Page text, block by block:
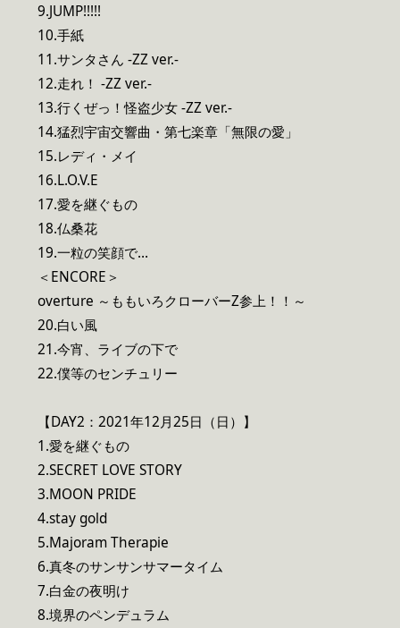
9.JUMP!!!!!
10.手紙
11.サンタさん -ZZ ver.-
12.走れ！ -ZZ ver.-
13.行くぜっ！怪盗少女 -ZZ ver.-
14.猛烈宇宙交響曲・第七楽章「無限の愛」
15.レディ・メイ
16.L.O.V.E
17.愛を継ぐもの
18.仏桑花
19.一粒の笑顔で…
＜ENCORE＞
overture ～ももいろクローバーZ参上！！～
20.白い風
21.今宵、ライブの下で
22.僕等のセンチュリー
【DAY2：2021年12月25日（日）】
1.愛を継ぐもの
2.SECRET LOVE STORY
3.MOON PRIDE
4.stay gold
5.Majoram Therapie
6.真冬のサンサンサマータイム
7.白金の夜明け
8.境界のペンデュラム